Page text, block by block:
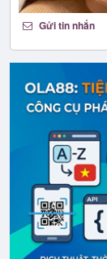
Gửi tin nhắn